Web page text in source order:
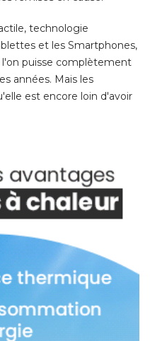
technologie
et les Smartphones,
puisse complètement
années. Mais les
est encore loin d'avoir